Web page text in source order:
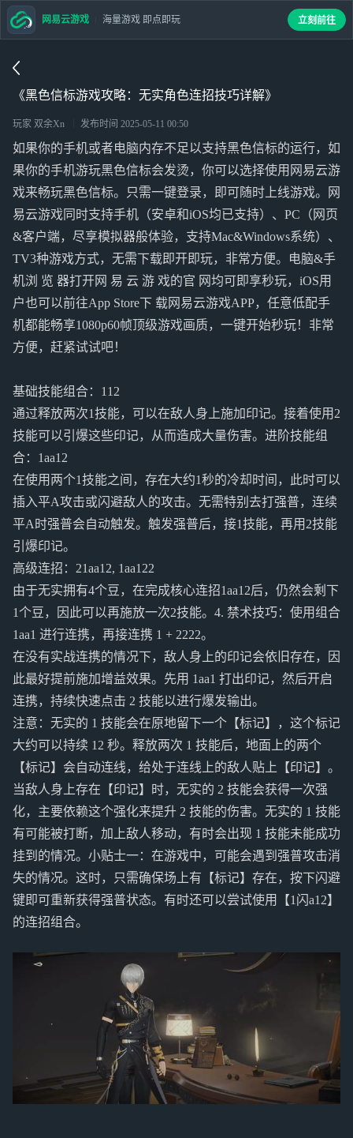
《黑色信标游戏攻略：无实角色连招技巧详解》
玩家 双余Xn 发布时间 2025-05-11 00:50
如果你的手机或者电脑内存不足以支持黑色信标的运行，如
果你的手机游玩黑色信标会发烫，你可以选择使用网易云游
戏来畅玩黑色信标。只需一键登录，即可随时上线游戏。网
易云游戏同时支持手机（安卓和iOS均已支持）、PC（网页
&客户端，尽享模拟器般体验，支持Mac&Windows系统）、
TV3种游戏方式，无需下载即开即玩，非常方便。电脑&手
机浏 览 器打开网 易 云 游 戏的官 网均可即享秒玩，iOS用
户也可以前往App Store下 载网易云游戏APP，任意低配手
机都能畅享1080p60帧顶级游戏画质，一键开始秒玩！非常
方便，赶紧试试吧！
基础技能组合：112
通过释放两次1技能，可以在敌人身上施加印记。接着使用2
技能可以引爆这些印记，从而造成大量伤害。进阶技能组
合：1aa12
在使用两个1技能之间，存在大约1秒的冷却时间，此时可以
插入平A攻击或闪避敌人的攻击。无需特别去打强普，连续
平A时强普会自动触发。触发强普后，接1技能，再用2技能
引爆印记。
高级连招：21aa12, 1aa122
由于无实拥有4个豆，在完成核心连招1aa12后，仍然会剩下
1个豆，因此可以再施放一次2技能。4. 禁术技巧：使用组合
1aa1 进行连携，再接连携 1 + 2222。
在没有实战连携的情况下，敌人身上的印记会依旧存在，因
此最好提前施加增益效果。先用 1aa1 打出印记，然后开启
连携，持续快速点击 2 技能以进行爆发输出。
注意：无实的 1 技能会在原地留下一个【标记】，这个标记
大约可以持续 12 秒。释放两次 1 技能后，地面上的两个
【标记】会自动连线，给处于连线上的敌人贴上【印记】。
当敌人身上存在【印记】时，无实的 2 技能会获得一次强
化，主要依赖这个强化来提升 2 技能的伤害。无实的 1 技能
有可能被打断，加上敌人移动，有时会出现 1 技能未能成功
挂到的情况。小贴士一：在游戏中，可能会遇到强普攻击消
失的情况。这时，只需确保场上有【标记】存在，按下闪避
键即可重新获得强普状态。有时还可以尝试使用【1闪a12】
的连招组合。
网易云游戏 海量游戏 即点即玩 立刻前往